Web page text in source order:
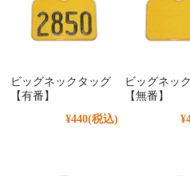
ビッグネックタッグ
【有番】
¥440(税込)
ビッグネッ
【無番】